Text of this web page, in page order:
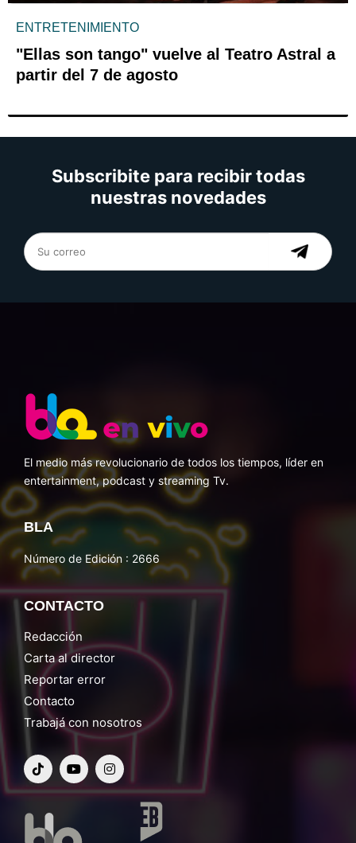
ENTRETENIMIENTO
"Ellas son tango" vuelve al Teatro Astral a
partir del 7 de agosto
Subscribite para recibir todas
nuestras novedades
El medio más revolucionario de todos los tiempos, líder en
entertainment, podcast y streaming Tv.
BLA
Número de Edición : 2666
CONTACTO
Redacción
Carta al director
Reportar error
Contacto
Trabajá con nosotros